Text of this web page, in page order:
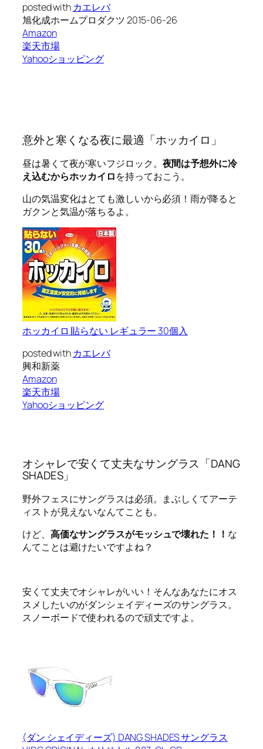
posted with カエレバ
旭化成ホームプロダクツ 2015-06-26
Amazon
楽天市場
Yahooショッピング
意外と寒くなる夜に最適「ホッカイロ」
昼は暑くて夜が寒いフジロック。 夜間は予想外に冷
え込むからホッカイロを持っておこう。
山の気温変化はとても激しいから必須！雨が降ると
ガクンと気温が落ちるよ。
ホッカイロ 貼らない レギュラー 30個入
posted with カエレバ
興和新薬
Amazon
楽天市場
Yahooショッピング
オシャレで安くて丈夫なサングラス「DANG
SHADES」
野外フェスにサングラスは必須。まぶしくてアーテ
ィストが見えないなんてことも。
けど、 高価なサングラスがモッシュで壊れた！！ な
んてことは避けたいですよね？
安くて丈夫でオシャレがいい！ そんなあなたにオス
スメしたいのがダンシェイディーズのサングラス。
スノーボードで使われるので頑丈ですよ。
(ダン シェイディーズ) DANG SHADES サングラス